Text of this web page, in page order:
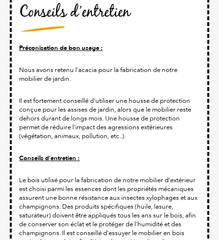
Conseils d’entretien
Préconisation de bon usage :
Nous avons retenu l'acacia pour la fabrication de notre
mobilier de jardin.
Il est fortement conseillé d'utiliser une housse de protection
conçue pour les assises de jardin, alors que le mobilier reste
dehors durant de longs mois. Une housse de protection
permet de réduire l'impact des agressions extérieures
(végétation, animaux, pollution, etc..).
Conseils d’entretien :
Le bois utilisé pour la fabrication de notre mobilier d’extérieur
est choisi parmi les essences dont les propriétés mécaniques
assurent une bonne résistance aux insectes xylophages et aux
champignons. Des produits spécifiques (huile, lasure,
saturateur) doivent être appliqués tous les ans sur le bois, afin
de conserver son éclat et le protéger de l’humidité et des
champignons. Il est conseillé d’essuyer le mobilier en bois